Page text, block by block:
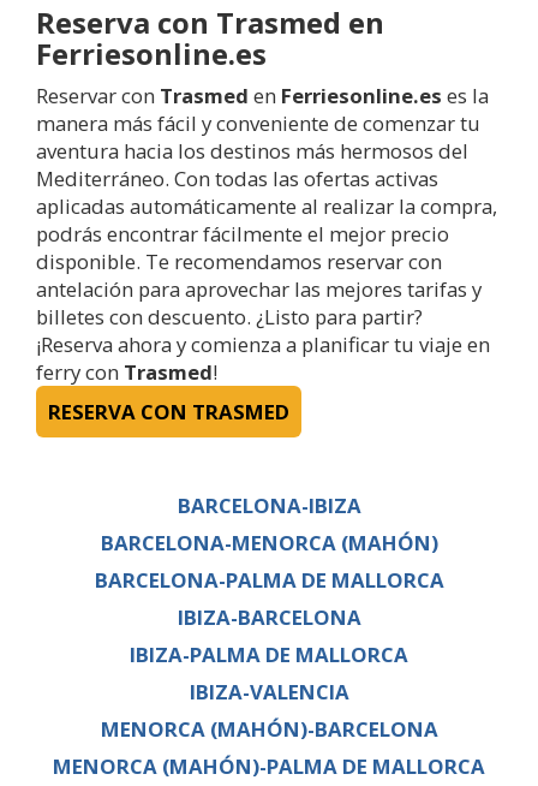
Reserva con Trasmed en
Ferriesonline.es
Reservar con Trasmed en Ferriesonline.es es la
manera más fácil y conveniente de comenzar tu
aventura hacia los destinos más hermosos del
Mediterráneo. Con todas las ofertas activas
aplicadas automáticamente al realizar la compra,
podrás encontrar fácilmente el mejor precio
disponible. Te recomendamos reservar con
antelación para aprovechar las mejores tarifas y
billetes con descuento. ¿Listo para partir?
¡Reserva ahora y comienza a planificar tu viaje en
ferry con Trasmed!
RESERVA CON TRASMED
BARCELONA-IBIZA
BARCELONA-MENORCA (MAHÓN)
BARCELONA-PALMA DE MALLORCA
IBIZA-BARCELONA
IBIZA-PALMA DE MALLORCA
IBIZA-VALENCIA
MENORCA (MAHÓN)-BARCELONA
MENORCA (MAHÓN)-PALMA DE MALLORCA